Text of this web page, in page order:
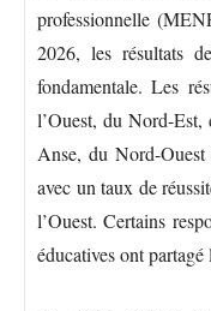
professionnelle
2026, les résultats
fondamentale. Les
l’Ouest, du Nord-
Anse, du Nord-
avec un taux de
l’Ouest. Certains
éducatives ont